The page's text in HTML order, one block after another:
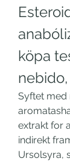
köpa
Syftet med
extrakt for
indirekt
Ursolsyra,